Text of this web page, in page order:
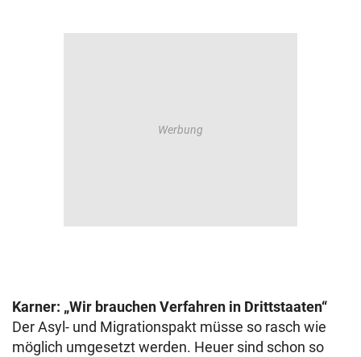
Karner: „Wir brauchen Verfahren in Drittstaaten“
Der Asyl- und Migrationspakt müsse so rasch wie
möglich umgesetzt werden. Heuer sind schon so